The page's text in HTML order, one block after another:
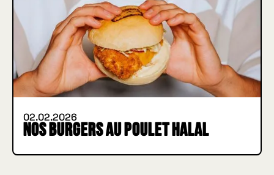
02.02.2026
Nos Burgers au poulet halal